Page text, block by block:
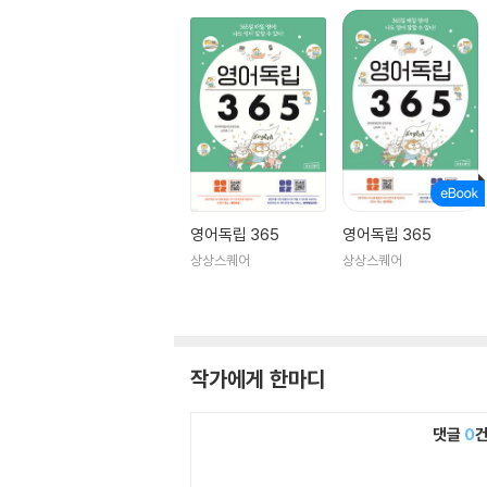
영어독립 365
상상스퀘어
영어독립 365
상상스퀘어
작가에게 한마디
댓글 0